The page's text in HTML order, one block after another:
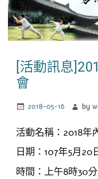
[活動訊息
會
2018-05-16 by
活動名稱：2018年
日期：107年5月20
時間：上午8時30